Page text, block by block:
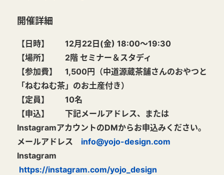
開催詳細
【日時】 12月22日(金) 18:00～19:30
【場所】 2階 セミナー＆スタディ
【参加費】 1,500円
（中道源蔵茶舗さんのおやつと
「ねむねむ茶」のお土産付き）
【定員】 10名
【申込】 下記メールアドレス、または
InstagramアカウントのDMからお申込みください。
メールアドレス info@yojo-design.com
Instagram
https://instagram.com/yojo_design